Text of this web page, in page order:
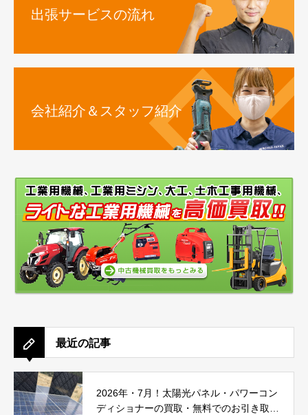
出張サービスの流れ
会社紹介＆スタッフ紹介
最近の記事
2026年・7月！太陽光パネル・パワーコン
ディショナーの買取・無料でのお引き取り